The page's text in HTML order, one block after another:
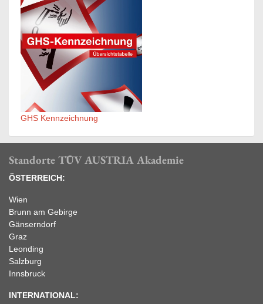
GHS Kennzeichnung
Standorte TÜV AUSTRIA Akademie
ÖSTERREICH:
Wien
Brunn am Gebirge
Gänserndorf
Graz
Leonding
Salzburg
Innsbruck
INTERNATIONAL: